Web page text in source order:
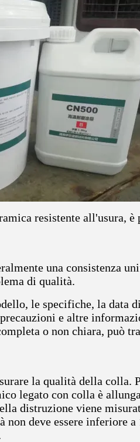
resistente all'usura, è
una consistenza
di qualità.
le specifiche, la data
e altre
o non chiara, può
la qualità della colla.
legato con colla è
distruzione viene
deve essere inferiore a